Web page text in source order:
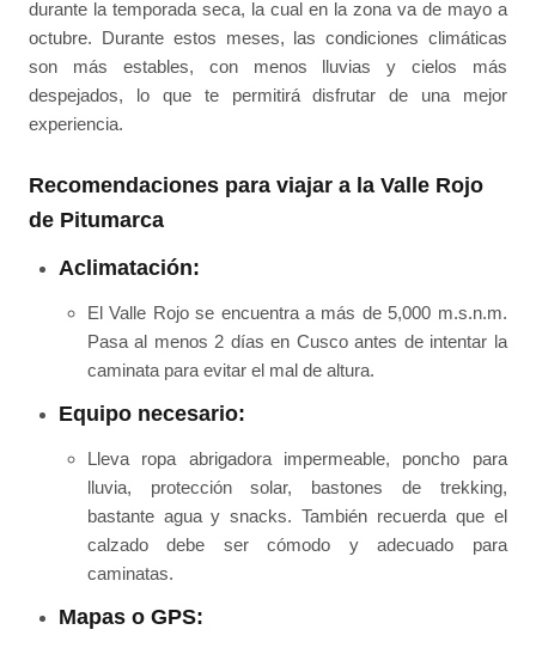
durante la temporada seca, la cual en la zona va de mayo a
octubre. Durante estos meses, las condiciones climáticas
son más estables, con menos lluvias y cielos más
despejados, lo que te permitirá disfrutar de una mejor
experiencia.
Recomendaciones para viajar a la Valle Rojo
de Pitumarca
Aclimatación:
El Valle Rojo se encuentra a más de 5,000 m.s.n.m.
Pasa al menos 2 días en Cusco antes de intentar la
caminata para evitar el mal de altura.
Equipo necesario:
Lleva ropa abrigadora impermeable, poncho para
lluvia, protección solar, bastones de trekking,
bastante agua y snacks. También recuerda que el
calzado debe ser cómodo y adecuado para
caminatas.
Mapas o GPS: